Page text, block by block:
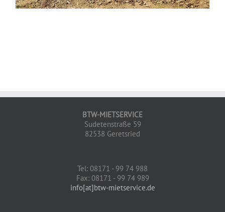
BTW-MIETSERVICE
Sudetenstraße 59
82538 Geretsried
Tel: 08171 - 99 74 988
Fax: 08171 - 99 74 989
info[at]btw-mietservice.de